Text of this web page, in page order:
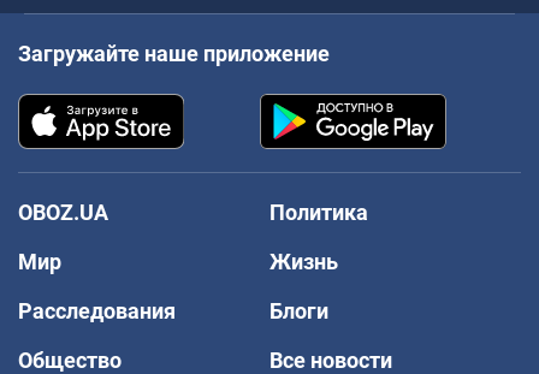
Загружайте наше приложение
OBOZ.UA
Политика
Мир
Жизнь
Расследования
Блоги
Общество
Все новости